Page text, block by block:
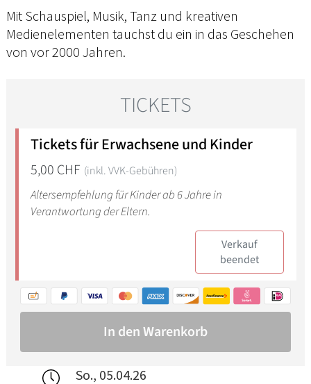
Mit Schauspiel, Musik, Tanz und kreativen
Medienelementen tauchst du ein in das Geschehen
von vor 2000 Jahren.
So., 05.04.26